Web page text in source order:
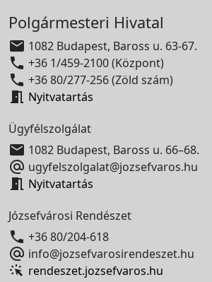
Polgármesteri Hivatal
 1082 Budapest, Baross u. 63-67.
 +36 1/459-2100 (Központ)
 +36 80/277-256 (Zöld szám)
 Nyitvatartás
Ügyfélszolgálat
 1082 Budapest, Baross u. 66–68.
 ugyfelszolgalat@jozsefvaros.hu
 Nyitvatartás
Józsefvárosi Rendészet
 +36 80/204-618
 info@jozsefvarosirendeszet.hu
rendeszet.jozsefvaros.hu